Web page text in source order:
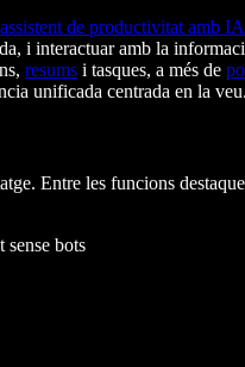
assistent de productivitat amb
i interactuar amb la
resums i tasques, a més de
unificada centrada en la veu.
Entre les funcions
sense bots